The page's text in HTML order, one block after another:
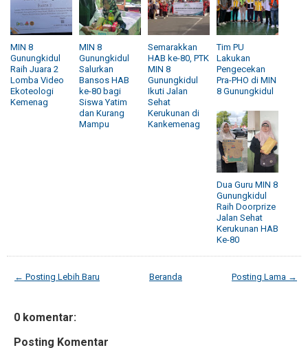
MIN 8
Gunungkidul
Raih Juara 2
Lomba Video
Ekoteologi
Kemenag
MIN 8
Gunungkidul
Salurkan
Bansos HAB
ke-80 bagi
Siswa Yatim
dan Kurang
Mampu
Semarakkan
HAB ke-80, PTK
MIN 8
Gunungkidul
Ikuti Jalan
Sehat
Kerukunan di
Kankemenag
Tim PU
Lakukan
Pengecekan
Pra-PHO di MIN
8 Gunungkidul
Dua Guru MIN 8
Gunungkidul
Raih Doorprize
Jalan Sehat
Kerukunan HAB
Ke-80
← Posting Lebih Baru Posting Lama →
Beranda
0 komentar:
Posting Komentar